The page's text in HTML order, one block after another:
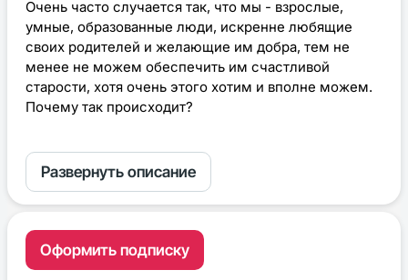
Очень часто случается так, что мы - взрослые,
умные, образованные люди, искренне любящие
своих родителей и желающие им добра, тем не
менее не можем обеспечить им счастливой
старости, хотя очень этого хотим и вполне можем.
Почему так происходит?
Развернуть описание
Оформить подписку